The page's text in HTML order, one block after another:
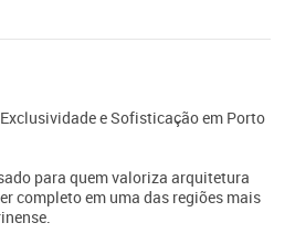
e Sofisticação em Porto
para quem valoriza arquitetura
completo em uma das regiões mais